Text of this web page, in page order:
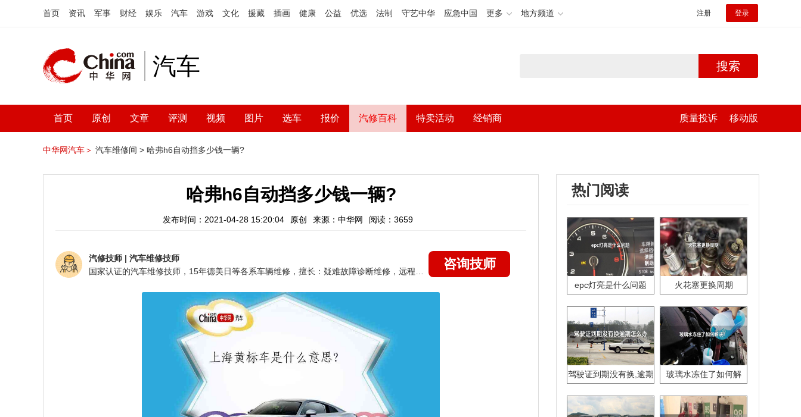
首页 资讯 军事 财经 娱乐 汽车 游戏 文化 援藏 插画 健康 公益 优选 法制 守艺中华 应急中国 更多 地方频道 注册 登录
汽车 搜索
首页 原创 文章 评测 视频 图片 选车 报价 汽修百科 特卖活动 经销商 质量投诉 移动版
中华网汽车＞ 汽车维修间 > 哈弗h6自动挡多少钱一辆?
哈弗h6自动挡多少钱一辆?
发布时间：2021-04-28 15:20:04 原创 来源：中华网 阅读：3659
汽修技师 | 汽车维修技师
咨询技师
热门阅读
epc灯亮是什么问题 火花塞更换周期
驾驶证到期没有换,逾期
玻璃水冻住了如何解